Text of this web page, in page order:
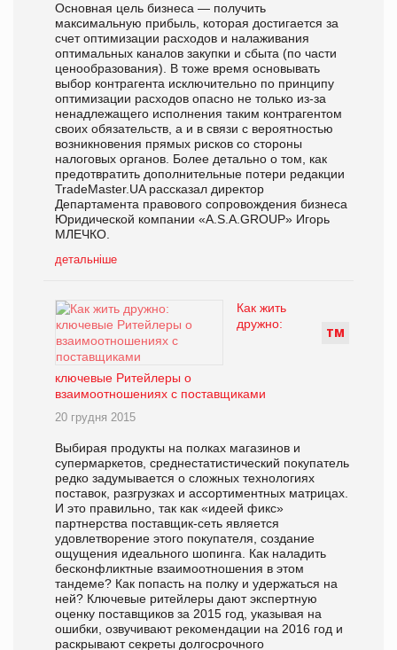
Основная цель бизнеса — получить
максимальную прибыль, которая достигается за
счет оптимизации расходов и налаживания
оптимальных каналов закупки и сбыта (по части
ценообразования). В тоже время основывать
выбор контрагента исключительно по принципу
оптимизации расходов опасно не только из-за
ненадлежащего исполнения таким контрагентом
своих обязательств, а и в связи с вероятностью
возникновения прямых рисков со стороны
налоговых органов. Более детально о том, как
предотвратить дополнительные потери редакции
TradeMaster.UA рассказал директор
Департамента правового сопровождения бизнеса
Юридической компании «A.S.A.GROUP» Игорь
МЛЕЧКО.
детальніше
ТМ
Как жить
дружно:
ключевые Ритейлеры о
взаимоотношениях с поставщиками
20 грудня 2015
Выбирая продукты на полках магазинов и
супермаркетов, среднестатистический покупатель
редко задумывается о сложных технологиях
поставок, разгрузках и ассортиментных матрицах.
И это правильно, так как «идеей фикс»
партнерства поставщик-сеть является
удовлетворение этого покупателя, создание
ощущения идеального шопинга. Как наладить
бесконфликтные взаимоотношения в этом
тандеме? Как попасть на полку и удержаться на
ней? Ключевые ритейлеры дают экспертную
оценку поставщиков за 2015 год, указывая на
ошибки, озвучивают рекомендации на 2016 год и
раскрывают секреты долгосрочного